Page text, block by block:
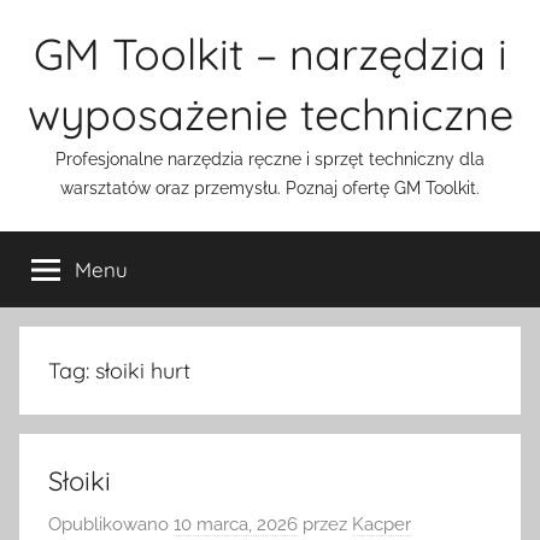
GM Toolkit – narzędzia i
wyposażenie techniczne
Profesjonalne narzędzia ręczne i sprzęt techniczny dla
warsztatów oraz przemysłu. Poznaj ofertę GM Toolkit.
Menu
Tag: słoiki hurt
Słoiki
Opublikowano 10 marca, 2026 przez Kacper